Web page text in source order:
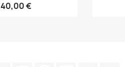
40,00 €